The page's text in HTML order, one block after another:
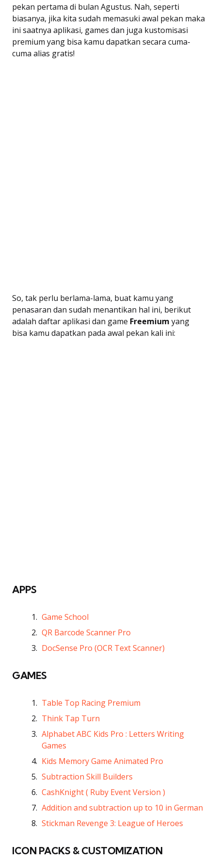
pekan pertama di bulan Agustus. Nah, seperti
biasanya, jika kita sudah memasuki awal pekan maka
ini saatnya aplikasi, games dan juga kustomisasi
premium yang bisa kamu dapatkan secara cuma-
cuma alias gratis!
So, tak perlu berlama-lama, buat kamu yang
penasaran dan sudah menantikan hal ini, berikut
adalah daftar aplikasi dan game  Freemium  yang
bisa kamu dapatkan pada awal pekan kali ini:
APPS
Game School
QR Barcode Scanner Pro
DocSense Pro (OCR Text Scanner)
GAMES
Table Top Racing Premium
Think Tap Turn
Alphabet ABC Kids Pro : Letters Writing
Games
Kids Memory Game Animated Pro
Subtraction Skill Builders
CashKnight ( Ruby Event Version )
Addition and subtraction up to 10 in German
Stickman Revenge 3: League of Heroes
ICON PACKS & CUSTOMIZATION